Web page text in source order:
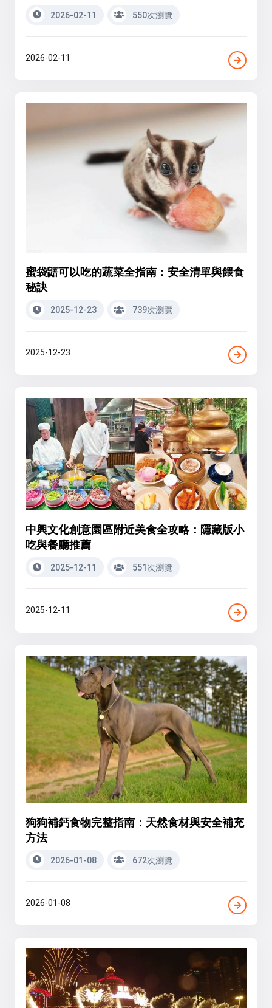
2026-02-11 550次瀏覽
2026-02-11
蜜袋鼯可以吃的蔬菜全指南：安全清單與餵食
秘訣
2025-12-23 739次瀏覽
2025-12-23
中興文化創意園區附近美食全攻略：隱藏版小
吃與餐廳推薦
2025-12-11 551次瀏覽
2025-12-11
狗狗補鈣食物完整指南：天然食材與安全補充
方法
2026-01-08 672次瀏覽
2026-01-08